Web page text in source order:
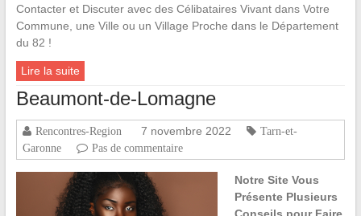
Contacter et Discuter avec des Célibataires Vivant dans Votre
Commune, une Ville ou un Village Proche dans le Département
du 82 !
Lire la suite
Beaumont-de-Lomagne
Rencontres-Region 7 novembre 2022
Tarn-et-
Garonne
Pas de commentaire
Notre Site Vous
Présente Plusieurs